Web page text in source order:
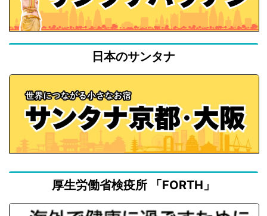
日本のサンタナ
厚生労働省検疫所 「FORTH」